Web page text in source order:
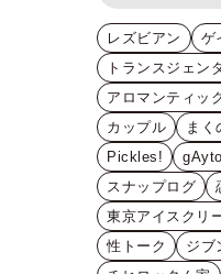
レズビアン
ゲ
トランスジェン
アロマンティッ
カップル
まく
Pickles!
スナップログ
東京アイスクリ
性トーク
ジブ